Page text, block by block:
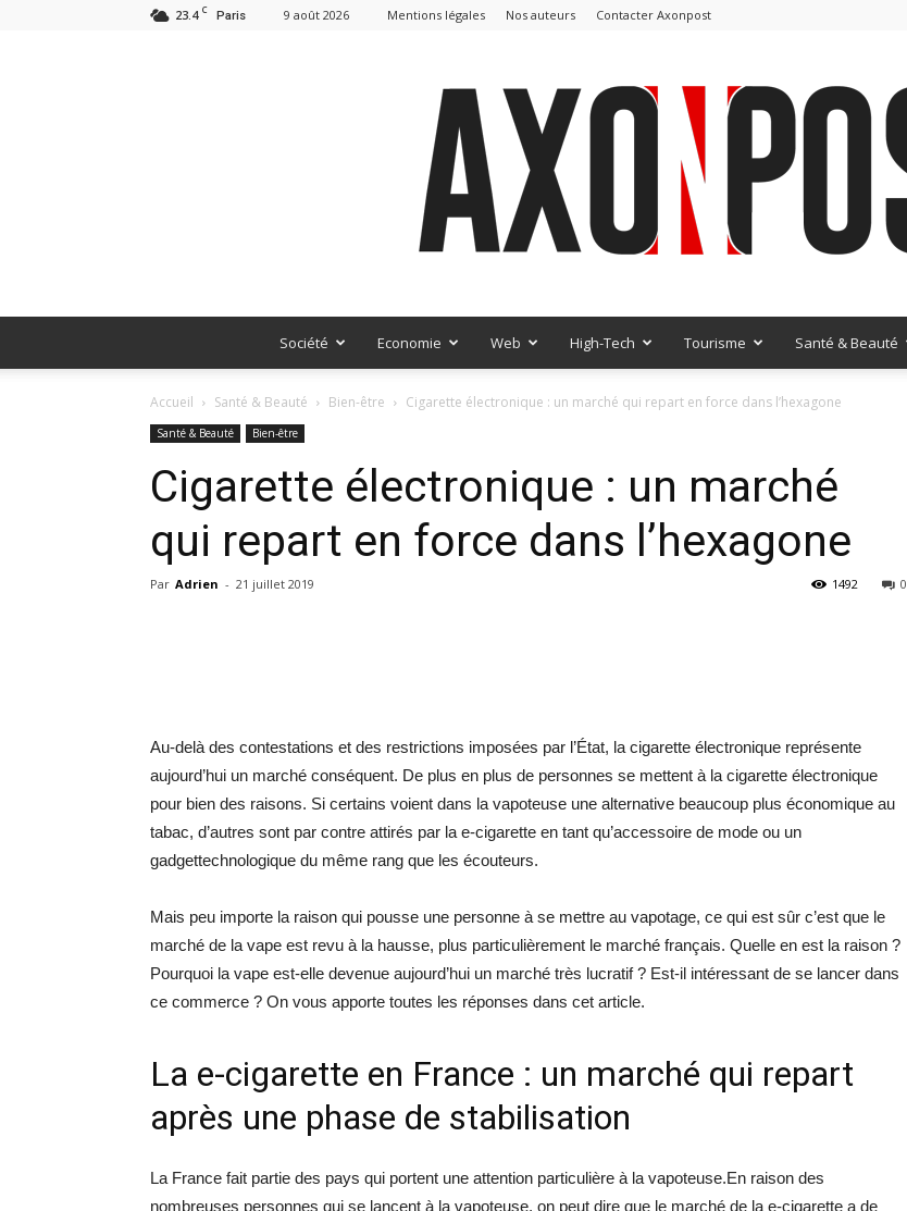
23.4 C Paris 9 août 2026 Mentions légales Nos auteurs Contacter Axonpost
Société Economie Web High-Tech Tourisme Santé & Beauté
Accueil Santé & Beauté Bien-être Cigarette électronique : un marché qui repart en force dans l’hexagone
Santé & Beauté Bien-être
Cigarette électronique : un marché
qui repart en force dans l’hexagone
Par Adrien - 21 juillet 2019 0
1492
Au-delà des contestations et des restrictions imposées par l’État, la cigarette électronique représente
aujourd’hui un marché conséquent. De plus en plus de personnes se mettent à la cigarette électronique
pour bien des raisons. Si certains voient dans la vapoteuse une alternative beaucoup plus économique au
tabac, d’autres sont par contre attirés par la e-cigarette en tant qu’accessoire de mode ou un
gadgettechnologique du même rang que les écouteurs.
Mais peu importe la raison qui pousse une personne à se mettre au vapotage, ce qui est sûr c’est que le
marché de la vape est revu à la hausse, plus particulièrement le marché français. Quelle en est la raison ?
Pourquoi la vape est-elle devenue aujourd’hui un marché très lucratif ? Est-il intéressant de se lancer dans
ce commerce ? On vous apporte toutes les réponses dans cet article.
La e-cigarette en France : un marché qui repart
après une phase de stabilisation
La France fait partie des pays qui portent une attention particulière à la vapoteuse.En raison des
nombreuses personnes qui se lancent à la vapoteuse, on peut dire que le marché de la e-cigarette a de